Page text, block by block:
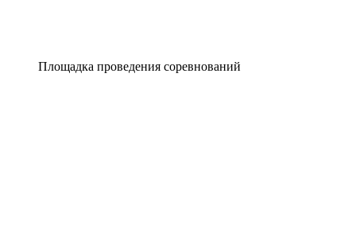
Площадка проведения соревнований